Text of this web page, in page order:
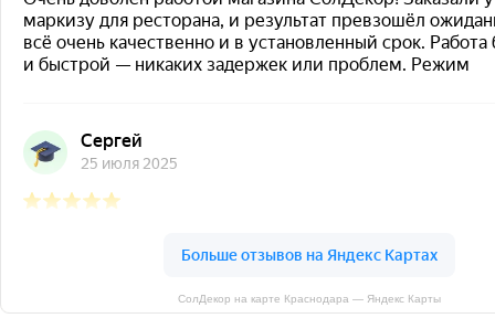
СолДекор на карте Краснодара — Яндекс Карты